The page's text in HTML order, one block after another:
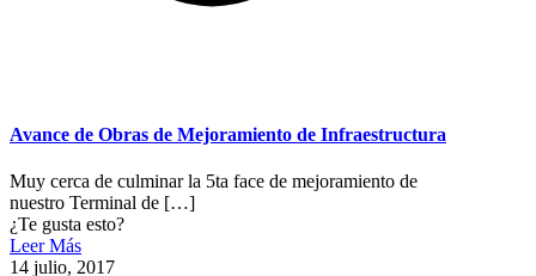
Avance de Obras de Mejoramiento de Infraestructura
Muy cerca de culminar la 5ta face de mejoramiento de
nuestro Terminal de […]
¿Te gusta esto?
Leer Más
14 julio, 2017